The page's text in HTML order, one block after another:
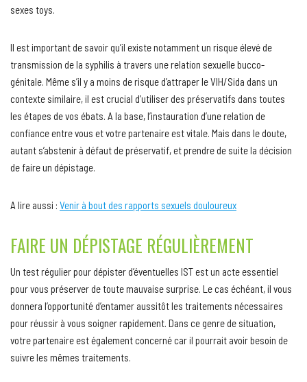
sexes toys.
Il est important de savoir qu’il existe notamment un risque élevé de
transmission de la syphilis à travers une relation sexuelle bucco-
génitale. Même s’il y a moins de risque d’attraper le VIH/Sida dans un
contexte similaire, il est crucial d’utiliser des préservatifs dans toutes
les étapes de vos ébats. A la base, l’instauration d’une relation de
confiance entre vous et votre partenaire est vitale. Mais dans le doute,
autant s’abstenir à défaut de préservatif, et prendre de suite la décision
de faire un dépistage.
A lire aussi : Venir à bout des rapports sexuels douloureux
FAIRE UN DÉPISTAGE RÉGULIÈREMENT
Un test régulier pour dépister d’éventuelles IST est un acte essentiel
pour vous préserver de toute mauvaise surprise. Le cas échéant, il vous
donnera l’opportunité d’entamer aussitôt les traitements nécessaires
pour réussir à vous soigner rapidement. Dans ce genre de situation,
votre partenaire est également concerné car il pourrait avoir besoin de
suivre les mêmes traitements.